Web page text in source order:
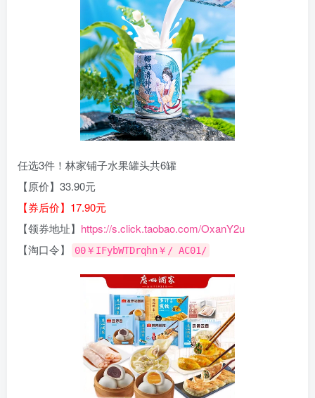
任选3件！林家铺子水果罐头共6罐
【原价】33.90元
【券后价】17.90元
【领券地址】 https://s.click.taobao.com/OxanY2u
【淘口令】
00￥IFybWTDrqhn￥/ AC01/